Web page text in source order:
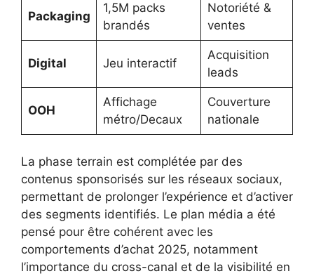
Packaging
1,5M packs
brandés
Notoriété &
ventes
Digital Jeu interactif
Acquisition
leads
OOH
Affichage
métro/Decaux
Couverture
nationale
La phase terrain est complétée par des
contenus sponsorisés sur les réseaux sociaux,
permettant de prolonger l’expérience et d’activer
des segments identifiés. Le plan média a été
pensé pour être cohérent avec les
comportements d’achat 2025, notamment
l’importance du cross-canal et de la visibilité en